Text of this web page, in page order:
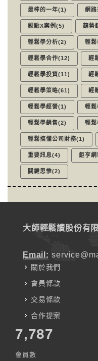
最棒的一年(1) 網
觀點X案例(5) 趨勢
輕鬆學分析(2) 輕
輕鬆學合作(12) 輕
輕鬆學投資(11) 輕
輕鬆學策略(61) 輕
輕鬆學經營(1) 輕
輕鬆學銷售(2) 輕
輕鬆搞懂公司財務(1)
重要訊息(4) 鉅亨
關鍵思惟(2)
大師輕鬆讀股份有
Email:
關於我們
會員條款
交易條款
合作提案
7,787
會員數